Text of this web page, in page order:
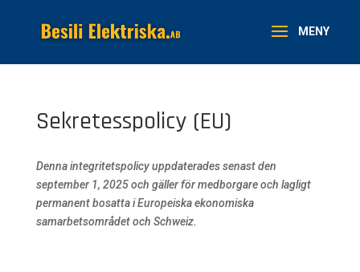
Sekretesspolicy (EU)
Denna integritetspolicy uppdaterades senast den
september 1, 2025 och gäller för medborgare och lagligt
permanent bosatta i Europeiska ekonomiska
samarbetsområdet och Schweiz.